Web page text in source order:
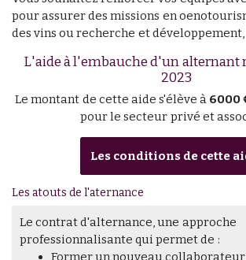
pour assurer des missions en
des vins ou recherche et développement,
L'aide à l'embauche d'un alternant
2023
Le montant de cette aide s'élève à 6000
pour le secteur privé et
Les conditions de cette
Les atouts de l'aternance
Le contrat d'alternance, une approche
professionnalisante qui permet de :
Former un nouveau collaborateur